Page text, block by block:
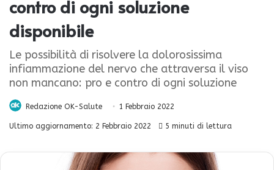
contro di ogni soluzione
disponibile
Le possibilità di risolvere la dolorosissima
infiammazione del nervo che attraversa il viso
non mancano: pro e contro di ogni soluzione
Redazione OK-Salute 1 Febbraio 2022
Ultimo aggiornamento: 2 Febbraio 2022 5 minuti di lettura